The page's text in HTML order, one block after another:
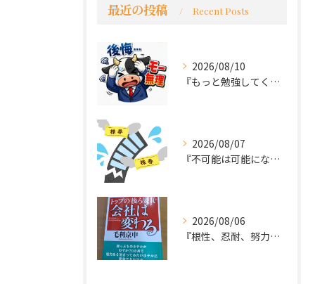
最近の投稿 Recent Posts
2026/08/10
『もっと勉強してくれば良かった～後悔先にたたず』
2026/08/07
『不可能は可能になる』
2026/08/06
『根性、忍耐、努力という言葉は死語なのか』